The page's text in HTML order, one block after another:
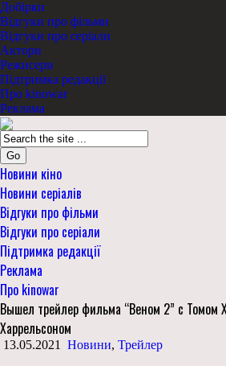
Добірки
Відгуки про фільми
Відгуки про серіали
Актори
Режисери
Підтримка редакції
Про kinowar
Реклама
Go
Новини кіно
Новини серіалів
Відгуки про фільми
Відгуки про серіали
Підтримка редакції
Реклама
Про kinowar
Вышел трейлер фильма “Веном 2” с Томом
Харрельсоном
13.05.2021 Новини, Трейлер